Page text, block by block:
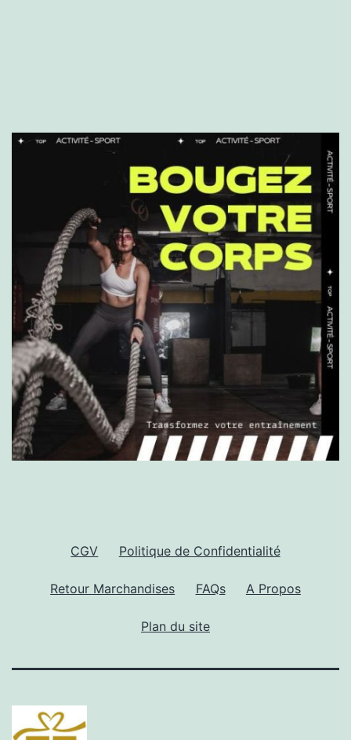
CGV Politique de Confidentialité
Retour Marchandises FAQs A Propos
Plan du site